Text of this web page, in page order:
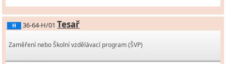
H 36-64-H/01 Tesař
Zaměření nebo Školní vzdělávací program (ŠVP)